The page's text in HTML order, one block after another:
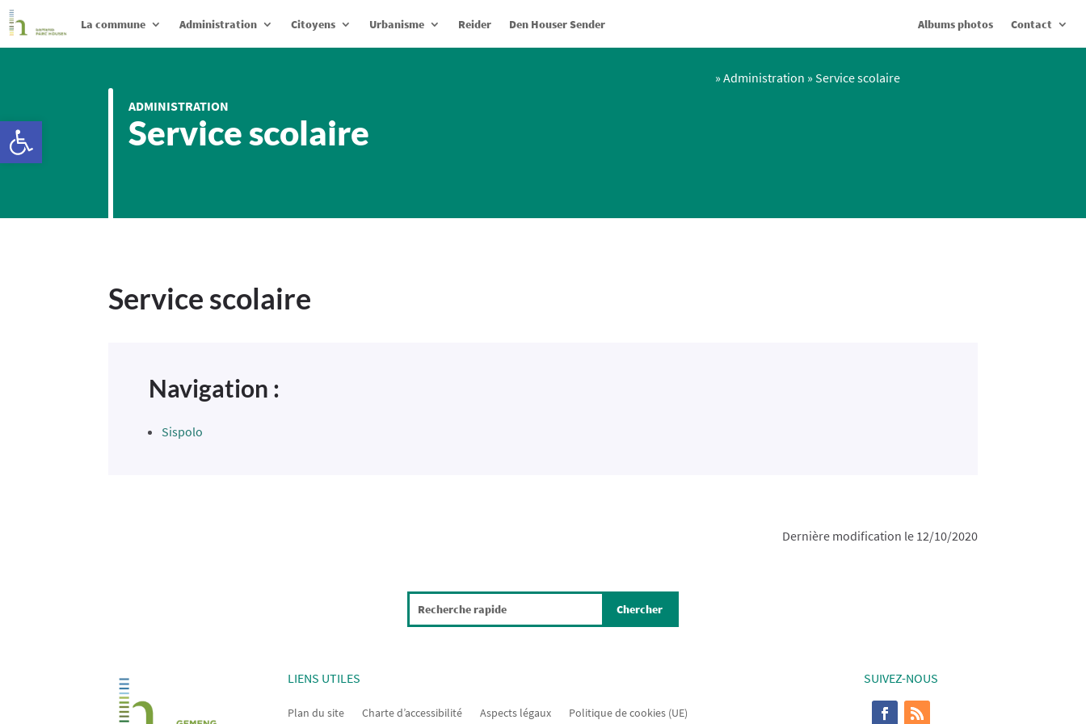
La commune Administration Citoyens Urbanisme Reider Den Houser Sender Albums photos Contact
ADMINISTRATION
Service scolaire
» Administration » Service scolaire
Service scolaire
Navigation :
Sispolo
Dernière modification le 12/10/2020
LIENS UTILES
Plan du site Charte d’accessibilité Aspects légaux Politique de cookies (UE)
SUIVEZ-NOUS
Ouvrir la barre d’outils